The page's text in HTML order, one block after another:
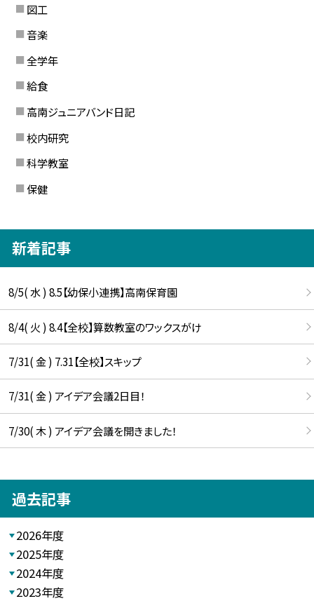
図工
音楽
全学年
給食
高南ジュニアバンド日記
校内研究
科学教室
保健
新着記事
8/5( 水 ) 8.5【幼保小連携】高南保育園
8/4( 火 ) 8.4【全校】算数教室のワックスがけ
7/31( 金 ) 7.31【全校】スキップ
7/31( 金 ) アイデア会議2日目！
7/30( 木 ) アイデア会議を開きました！
過去記事
2026年度
2025年度
2024年度
2023年度